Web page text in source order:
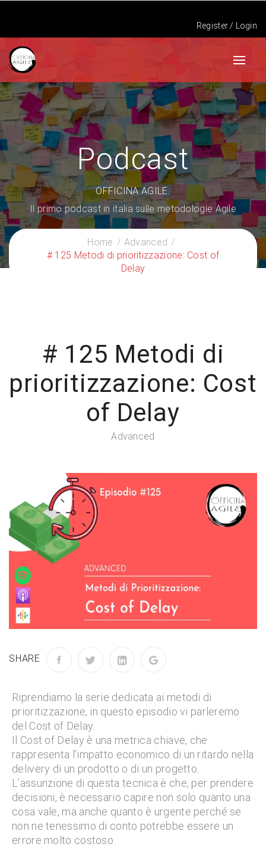
Register / Login
Podcast
OFFICINA AGILE.
Il primo podcast in italia sulle metodologie Agile
Home
Advanced
# 125 Metodi di prioritizzazione: Cost of
Delay
# 125 Metodi di
prioritizzazione: Cost
of Delay
Advanced
SHARE
Riprendiamo la serie dedicata ai metodi di
prioritizzazione, in questo episodio vi parleremo
del Cost of Delay.
Il Cost of Delay è una metrica chiave, che
rappresenta l’impatto economico di un ritardo nella
delivery di un prodotto o di un progetto.
L’assunzione di questa tecnica è che, per prendere
decisioni, è necessario capire non solo quanto una
cosa vale, ma anche quanto è urgente perché se
non ne tenessimo di conto potrebbe essere un
errore molto costoso.